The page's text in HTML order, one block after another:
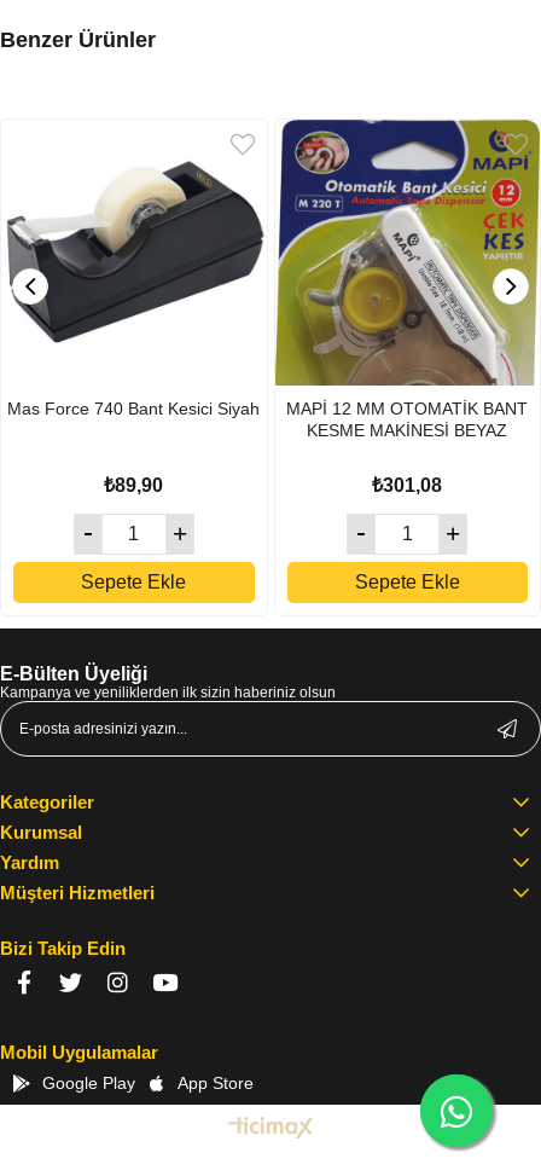
Benzer Ürünler
Mas Force 740 Bant Kesici Siyah
₺89,90
Sepete Ekle
MAPİ 12 MM OTOMATİK BANT
KESME MAKİNESİ BEYAZ
₺301,08
Sepete Ekle
E-Bülten Üyeliği
Kampanya ve yeniliklerden ilk sizin haberiniz olsun
Kategoriler
Kurumsal
Yardım
Müşteri Hizmetleri
Bizi Takip Edin
Mobil Uygulamalar
Google Play App Store